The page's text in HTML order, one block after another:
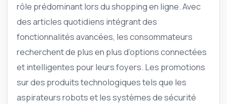
rôle prédominant lors du shopping en ligne. Avec
des articles quotidiens intégrant des
fonctionnalités avancées, les consommateurs
recherchent de plus en plus d’options connectées
et intelligentes pour leurs foyers. Les promotions
sur des produits technologiques tels que les
aspirateurs robots et les systèmes de sécurité